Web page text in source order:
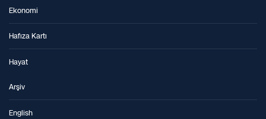
Ekonomi
Hafıza Kartı
Hayat
Arşiv
English